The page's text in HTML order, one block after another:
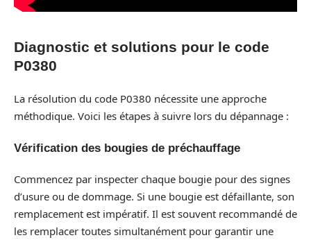
Diagnostic et solutions pour le code
P0380
La résolution du code P0380 nécessite une approche
méthodique. Voici les étapes à suivre lors du dépannage :
Vérification des bougies de préchauffage
Commencez par inspecter chaque bougie pour des signes
d’usure ou de dommage. Si une bougie est défaillante, son
remplacement est impératif. Il est souvent recommandé de
les remplacer toutes simultanément pour garantir une